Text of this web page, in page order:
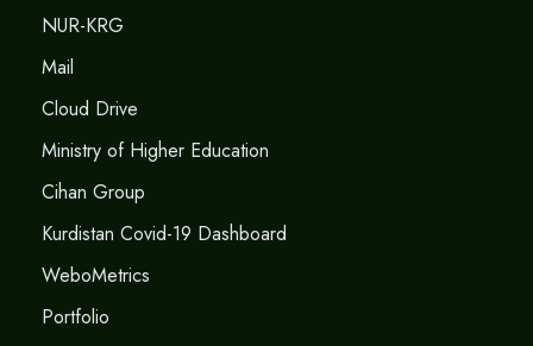
NUR-KRG
Mail
Cloud Drive
Ministry of Higher Education
Cihan Group
Kurdistan Covid-19 Dashboard
WeboMetrics
Portfolio